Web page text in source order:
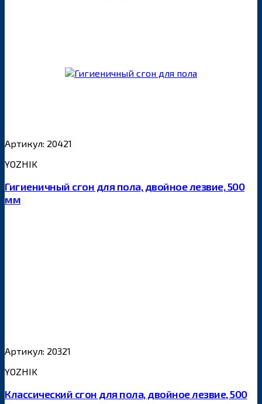
Артикул: 20421
YOZHIK
Гигиеничный сгон для пола, двойное лезвие, 500
мм
Артикул: 20321
YOZHIK
Классический сгон для пола, двойное лезвие, 500